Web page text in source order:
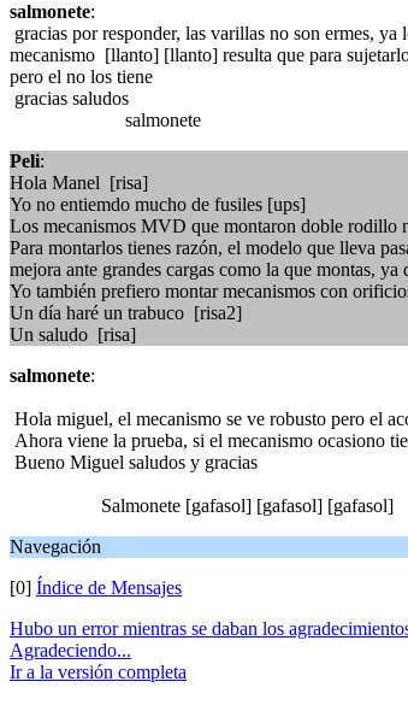
salmonete:
gracias por responder, las varillas no son ermes,
mecanismo [llanto] [llanto] resulta que para
pero el no los tiene
gracias saludos
salmonete
Peli:
Hola Manel [risa]
Yo no entiemdo mucho de fusiles [ups]
Los mecanismos MVD que montaron doble rodillo
Para montarlos tienes razón, el modelo que lleva
mejora ante grandes cargas como la que montas,
Yo también prefiero montar mecanismos con
Un día haré un trabuco [risa2]
Un saludo [risa]
salmonete:
Hola miguel, el mecanismo se ve robusto pero el
Ahora viene la prueba, si el mecanismo ocasiono
Bueno Miguel saludos y gracias
Salmonete [gafasol] [gafasol] [gafasol]
Navegación
[0] Índice de Mensajes
Hubo un error mientras se daban los
Agradeciendo...
Ir a la versión completa